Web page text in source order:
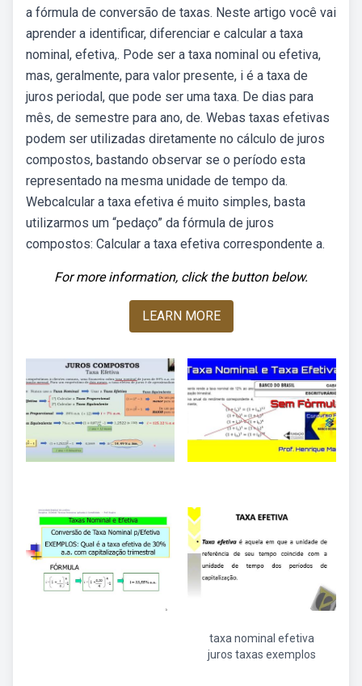
a fórmula de conversão de taxas. Neste artigo você vai
aprender a identificar, diferenciar e calcular a taxa
nominal, efetiva,. Pode ser a taxa nominal ou efetiva,
mas, geralmente, para valor presente, i é a taxa de
juros periodal, que pode ser uma taxa. De dias para
mês, de semestre para ano, de. Webas taxas efetivas
podem ser utilizadas diretamente no cálculo de juros
compostos, bastando observar se o período esta
representado na mesma unidade de tempo da.
Webcalcular a taxa efetiva é muito simples, basta
utilizarmos um “pedaço” da fórmula de juros
compostos: Calcular a taxa efetiva correspondente a.
For more information, click the button below.
LEARN MORE
taxa nominal efetiva
juros taxas exemplos